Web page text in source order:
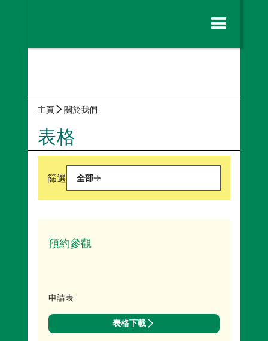
主頁 關於我們
表格
篩選 全部展品
物流
預約參觀
申請表
表格下載